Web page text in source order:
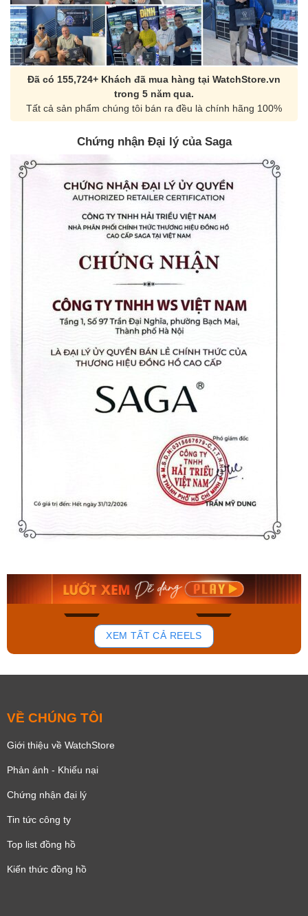
Đã có 155,724+ Khách đã mua hàng tại WatchStore.vn
trong 5 năm qua.
Tất cả sản phẩm chúng tôi bán ra đều là chính hãng 100%
Chứng nhận Đại lý của Saga
196
Orient Nam RA-
Mua ngay
Casio Nam MTS-
Mua ngay
XEM TẤT CẢ REELS
VỀ CHÚNG TÔI
Giới thiệu về WatchStore
Phản ánh - Khiếu nại
Chứng nhận đại lý
Tin tức công ty
Top list đồng hồ
Kiến thức đồng hồ